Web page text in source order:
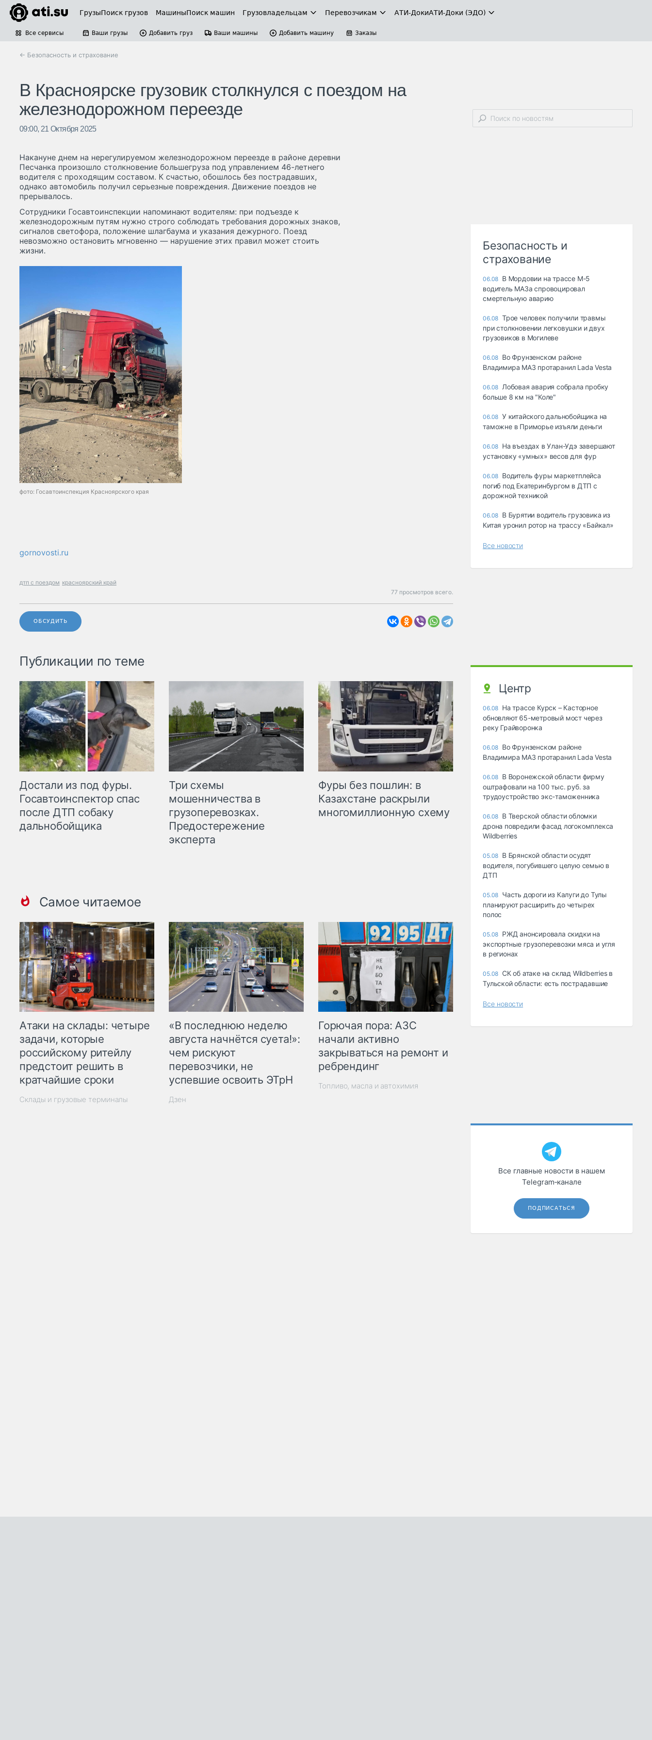
ГрузыПоиск грузов МашиныПоиск машин Грузовладельцам Перевозчикам АТИ-ДокиАТИ-Доки (ЭДО)
Все сервисы Ваши грузы Добавить груз Ваши машины Добавить машину Заказы
← Безопасность и страхование
В Красноярске грузовик столкнулся с поездом на
железнодорожном переезде
09:00, 21 Октября 2025
Накануне днем на нерегулируемом железнодорожном переезде в районе деревни
Песчанка произошло столкновение большегруза под управлением 46-летнего
водителя с проходящим составом. К счастью, обошлось без пострадавших,
однако автомобиль получил серьезные повреждения. Движение поездов не
прерывалось.
Сотрудники Госавтоинспекции напоминают водителям: при подъезде к
железнодорожным путям нужно строго соблюдать требования дорожных знаков,
сигналов светофора, положение шлагбаума и указания дежурного. Поезд
невозможно остановить мгновенно — нарушение этих правил может стоить
жизни.
фото: Госавтоинспекция Красноярского края
gornovosti.ru
дтп с поездом красноярский край
77 просмотров всего.
ОБСУДИТЬ
Публикации по теме
Достали из под фуры.
Госавтоинспектор спас
после ДТП собаку
дальнобойщика
Три схемы
мошенничества в
грузоперевозках.
Предостережение
эксперта
Фуры без пошлин: в
Казахстане раскрыли
многомиллионную схему
Самое читаемое
Атаки на склады: четыре
задачи, которые
российскому ритейлу
предстоит решить в
кратчайшие сроки
Склады и грузовые терминалы
«В последнюю неделю
августа начнётся суета!»:
чем рискуют
перевозчики, не
успевшие освоить ЭТрН
Дзен
Горючая пора: АЗС
начали активно
закрываться на ремонт и
ребрендинг
Топливо, масла и автохимия
Безопасность и
страхование
06.08 В Мордовии на трассе М-5
водитель МАЗа спровоцировал
смертельную аварию
06.08 Трое человек получили травмы
при столкновении легковушки и двух
грузовиков в Могилеве
06.08 Во Фрунзенском районе
Владимира МАЗ протаранил Lada Vesta
06.08 Лобовая авария собрала пробку
больше 8 км на "Коле"
06.08 У китайского дальнобойщика на
таможне в Приморье изъяли деньги
06.08 Ha въeздax в Улaн-Удэ зaвepшaют
ycтaнoвкy «yмныx» вecoв для фyp
06.08 Водитель фуры маркетплейса
погиб под Екатеринбургом в ДТП с
дорожной техникой
06.08 В Бурятии водитель грузовика из
Китая уронил ротор на трассу «Байкал»
Все новости
Центр
06.08 На трассе Курск – Касторное
обновляют 65-метровый мост через
реку Грайворонка
06.08 Во Фрунзенском районе
Владимира МАЗ протаранил Lada Vesta
06.08 В Воронежской области фирму
оштрафовали на 100 тыс. руб. за
трудоустройство экс-таможенника
06.08 В Тверской области обломки
дрона повредили фасад логокомплекса
Wildberries
05.08 В Брянской области осудят
водителя, погубившего целую семью в
ДТП
05.08 Часть дороги из Калуги до Тулы
планируют расширить до четырех
полос
05.08 РЖД анонсировала скидки на
экспортные грузоперевозки мяса и угля
в регионах
05.08 СК об атаке на склад Wildberries в
Тульской области: есть пострадавшие
Все новости
Все главные новости в нашем
Telegram‑канале
ПОДПИСАТЬСЯ